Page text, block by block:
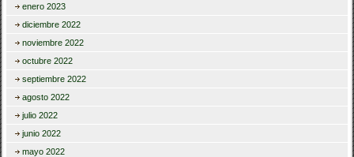
enero 2023
diciembre 2022
noviembre 2022
octubre 2022
septiembre 2022
agosto 2022
julio 2022
junio 2022
mayo 2022